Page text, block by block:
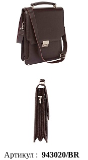
Артикул : 943020/BR